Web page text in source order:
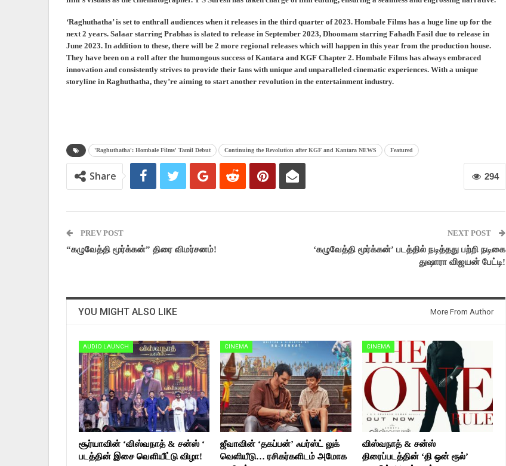
‘Raghuthatha’ is set to enthrall audiences when it releases in the third quarter of 2023. Hombale Films has a huge line up for the
next 2 years. Salaar starring Prabhas is slated to release in September 2023, Dhoomam starring Fahadh Fasil due to release in
June 2023. In addition to these, there will be 2 more regional releases which will happen in this year from the production house.
They have been on a roll after the humongous success of Kantara and KGF Chapter 2. Hombale Films has always embraced
innovation and consistently strives to provide their fans with unique and unparalleled cinematic experiences. With a unique
storyline in Raghuthatha, they’re aiming to start another revolution in the entertainment industry.
'Raghuthatha': Hombale Films' Tamil Debut Continuing the Revolution after KGF and Kantara NEWS Featured
294
Share
PREV POST
“கழுவேத்தி மூர்க்கன்” திரை விமர்சனம்!
NEXT POST
‘கழுவேத்தி மூர்க்கன்’ படத்தில் நடித்தது பற்றி நடிகை
துஷாரா விஜயன் பேட்டி!
YOU MIGHT ALSO LIKE More From Author
AUDIO LAUNCH
சூர்யாவின் ‘விஸ்வநாத் & சன்ஸ் ‘
படத்தின் இசை வெளியீட்டு விழா!
CINEMA
ஜீவாவின் ‘தகப்பன்’ ஃபர்ஸ்ட் லுக்
வெளியீடு… ரசிகர்களிடம் அமோக
CINEMA
விஸ்வநாத் & சன்ஸ்
திரைப்படத்தின் ‘தி ஒன் ரூல்’